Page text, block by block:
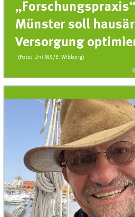
Münster soll
Versorgung
(Foto: Uni MS/E. Wibberg)